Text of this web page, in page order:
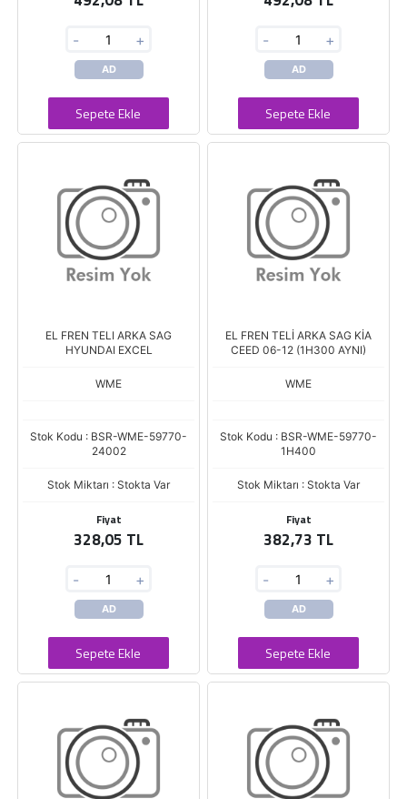
- +
AD
Sepete Ekle
- +
AD
Sepete Ekle
EL FREN TELI ARKA SAG
HYUNDAI EXCEL
WME
Stok Kodu : BSR-WME-59770-
24002
Stok Miktarı : Stokta Var
Fiyat
328,05 TL
- +
AD
Sepete Ekle
EL FREN TELİ ARKA SAG KİA
CEED 06-12 (1H300 AYNI)
WME
Stok Kodu : BSR-WME-59770-
1H400
Stok Miktarı : Stokta Var
Fiyat
382,73 TL
- +
AD
Sepete Ekle